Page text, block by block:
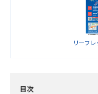
リーフレ
目次